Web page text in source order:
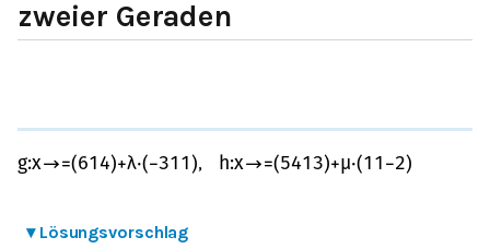
zweier Geraden
g:x→=(61 4)+λ⋅(−31 1 ), h:x→=(5413)+μ⋅(1 1 −2)
▾ Lösungsvorschlag